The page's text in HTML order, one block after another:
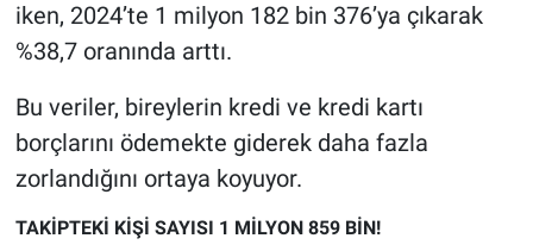
iken, 2024’te 1 milyon 182 bin 376’ya çıkarak
%38,7 oranında arttı.
Bu veriler, bireylerin kredi ve kredi kartı
borçlarını ödemekte giderek daha fazla
zorlandığını ortaya koyuyor.
TAKİPTEKİ KİŞİ SAYISI 1 MİLYON 859 BİN!
Programlar
Sağlık
Spor
Teknoloji